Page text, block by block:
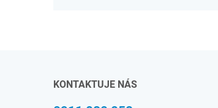
KONTAKTUJE NÁS